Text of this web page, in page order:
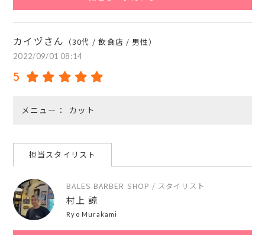
カイヅさん （30代 / 飲食店 / 男性）
2022/09/01 08:14
5
メニュー カット
担当スタイリスト
BALES BARBER SHOP / スタイリスト
村上 諒
Ryo Murakami